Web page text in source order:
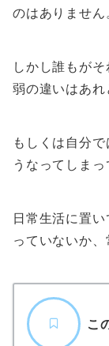
のはありません
しかし誰もが
弱の違いはあれ
もしくは自分
うなってしまっ
日常生活に置
っていないか、
こ